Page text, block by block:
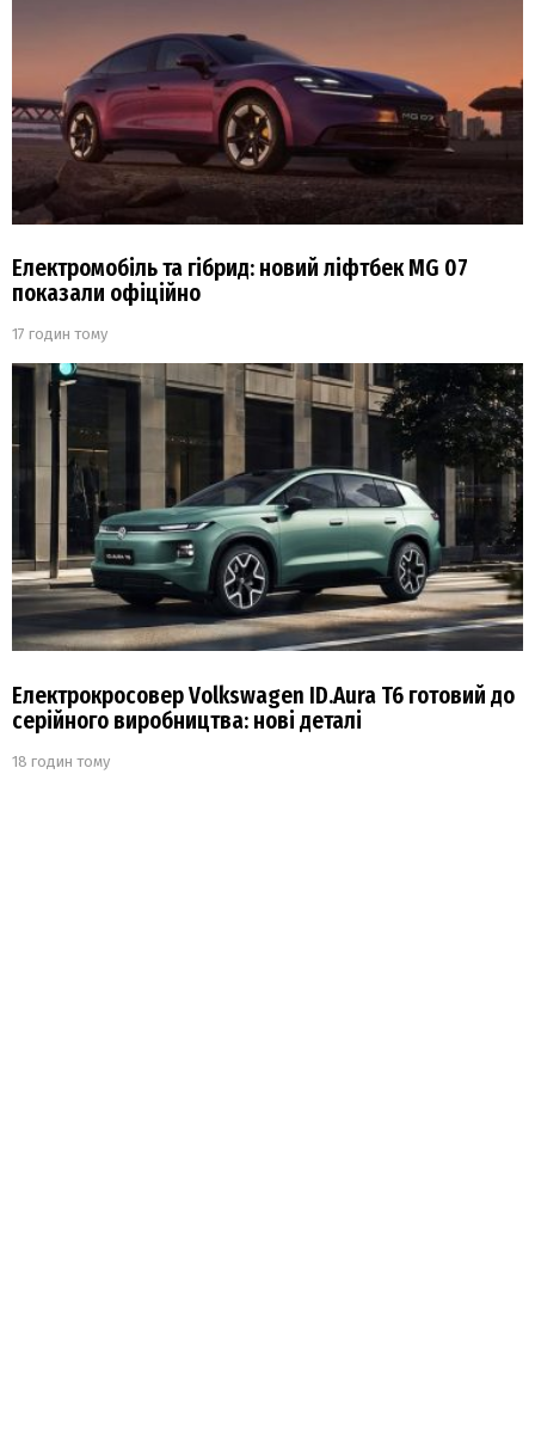
Електромобіль та гібрид: новий ліфтбек MG 07
показали офіційно
17 годин тому
Електрокросовер Volkswagen ID.Aura T6 готовий до
серійного виробництва: нові деталі
18 годин тому